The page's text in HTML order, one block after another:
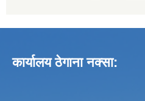
कार्यालय ठेगाना नक्सा: